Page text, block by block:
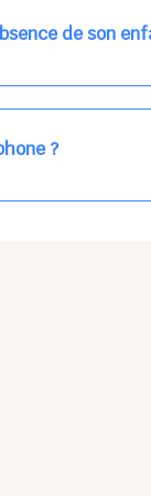
de son
ajuster les
à l’avance.
?
Play car il